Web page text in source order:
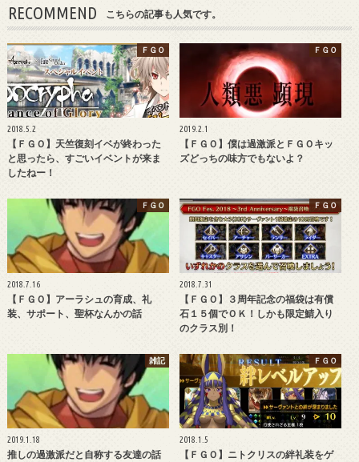
RECOMMEND こちらの記事も人気です。
ＦＧＯ
2018.5.2
【ＦＧＯ】天竺復刻イベが終わった
と思ったら、すごいイベントが来ま
したねー！
ＦＧＯ
2019.2.1
【ＦＧＯ】僕は過激派とＦＧＯキッ
ズどっちの味方でもないよ？
ＦＧＯ
2018.7.16
【ＦＧＯ】アーラシュの育成、礼
装、サポート、聖杯なんかの話
ＦＧＯ
2018.7.31
【ＦＧＯ】３周年記念の福袋は有償
石１５個でＯＫ！しかも限定鯖入り
のクラス別！
雑記
2019.1.18
推しの過激派だと自称する友達の話
ＦＧＯ
2018.1.5
【ＦＧＯ】ニトクリスの絆礼装をゲ